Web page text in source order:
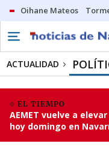
Oihane Mateos
ACTUALIDAD
EL TIEMPO
AEMET vuelve a
hoy domingo en